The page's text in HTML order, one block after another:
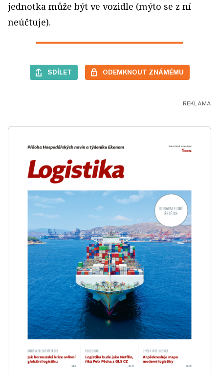
jednotka může být ve vozidle (mýto se z ní
neúčtuje).
SDÍLET ODEMKNOUT ZNÁMÉMU